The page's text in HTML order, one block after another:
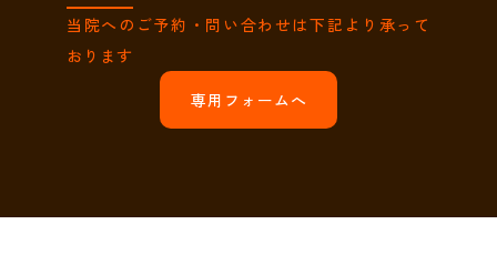
当院へのご予約・問い合わせは下記より承って
おります
専用フォームへ